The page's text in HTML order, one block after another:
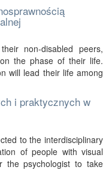
non-disabled peers,
the phase of their life.
will lead their life among
i praktycznych w
to the interdisciplinary
of people with visual
the psychologist to take